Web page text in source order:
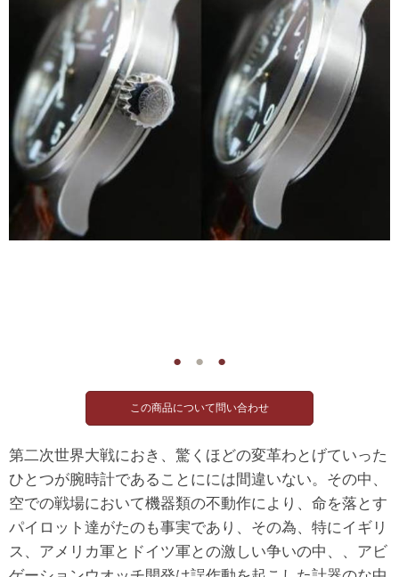
● ● ●
第二次世界大戦におき、驚くほどの変革わとげていった
ひとつが腕時計であることにには間違いない。その中、
空での戦場において機器類の不動作により、命を落とす
パイロット達がたのも事実であり、その為、特にイギリ
ス、アメリカ軍とドイツ軍との激しい争いの中、、アビ